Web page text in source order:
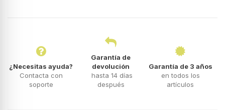
¿Necesitas ayuda?
Contacta con
soporte
Garantía de
devolución
hasta 14 días
después
Garantía de 3 años
en todos los
artículos